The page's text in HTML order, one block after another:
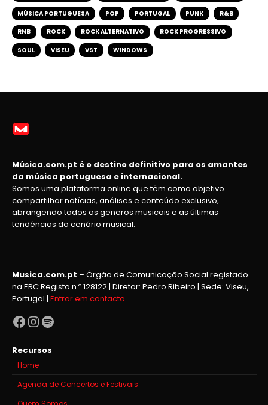
MÚSICA PORTUGUESA POP PORTUGAL PUNK R&B
RNB ROCK ROCK ALTERNATIVO ROCK PROGRESSIVO
SOUL VISEU VST WINDOWS
Música.com.pt é o destino definitivo para os amantes
da música portuguesa e internacional.
Somos uma plataforma online que têm como objetivo
compartilhar notícias, análises e conteúdo exclusivo,
abrangendo todos os generos musicais e as últimas
tendências do cenário musical.
Musica.com.pt – Órgão de Comunicação Social registado
na ERC Registo n.º 128122 | Diretor: Pedro Ribeiro | Sede: Viseu,
Portugal | Entrar em contacto
Facebook
Instagram
Spotify
Recursos
Home
Agenda de Concertos e Festivais